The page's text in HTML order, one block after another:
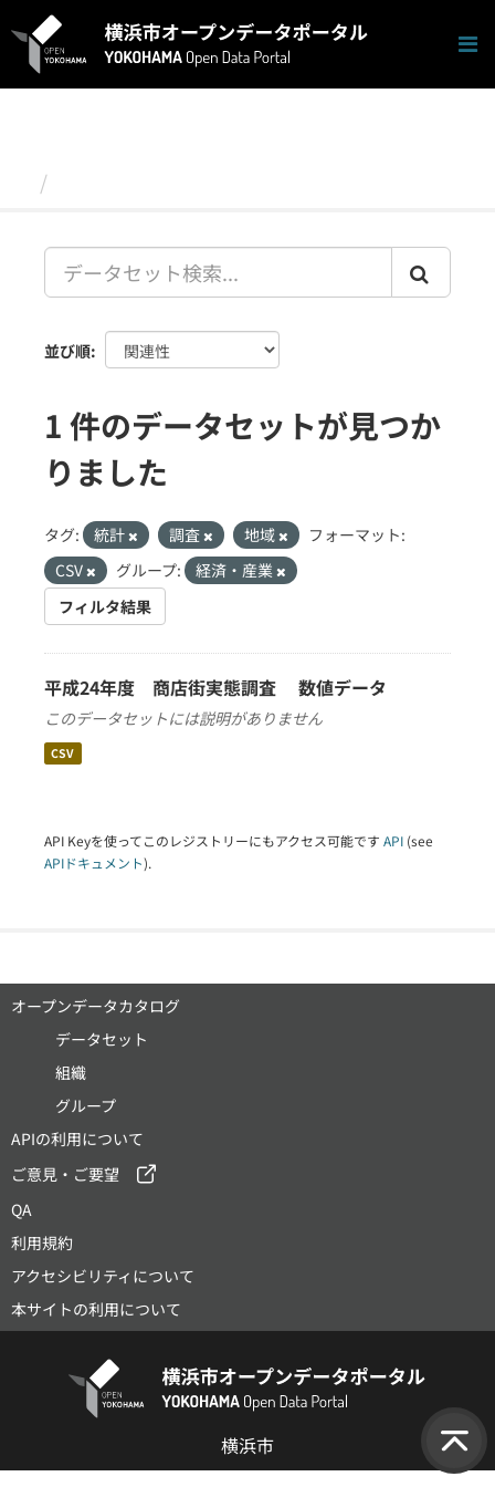
キ
並び順
1 件のデータセットが見つか
りました
タグ: 統計 調査 地域
フォーマット:
CSV
グループ:
経済・産業
フィルタ結果
平成24年度 商店街実態調査 数値データ
このデータセットには説明がありません
CSV
API Keyを使ってこのレジストリーにもアクセス可能です API (see
APIドキュメント).
オープンデータカタログ
データセット
組織
グループ
APIの利用について
ご意見・ご要望
QA
利用規約
アクセシビリティについて
本サイトの利用について
横浜市